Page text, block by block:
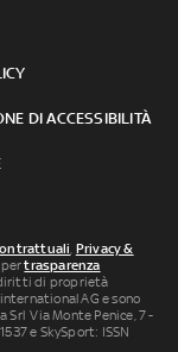
DI ACCESSIBILITÀ
, Privacy &
pertrasparenza
di proprietà
AG e sono
Via Monte Penice, 7 -
e SkySport: ISSN